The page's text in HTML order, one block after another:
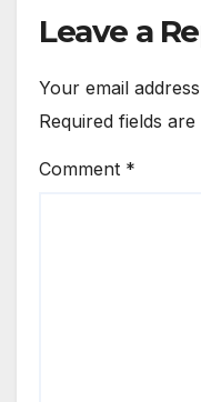
Leave a
Your email
Required fields
Comment *